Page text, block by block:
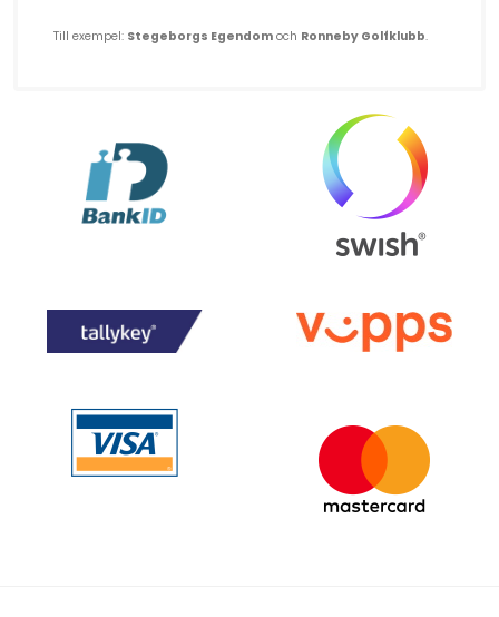
Till exempel: Stegeborgs Egendom och Ronneby Golfklubb.